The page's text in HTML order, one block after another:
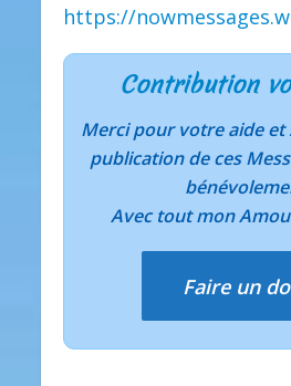
https://
Contribution
Merci pour votre aide
publication de ces
Avec tout mon
Faire un